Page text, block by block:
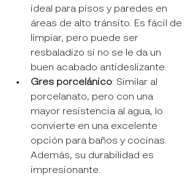
ideal para pisos y paredes en
áreas de alto tránsito. Es fácil de
limpiar, pero puede ser
resbaladizo si no se le da un
buen acabado antideslizante.
Gres porcelánico: Similar al
porcelanato, pero con una
mayor resistencia al agua, lo
convierte en una excelente
opción para baños y cocinas.
Además, su durabilidad es
impresionante.